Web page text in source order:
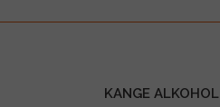
KANGE ALKOHOL